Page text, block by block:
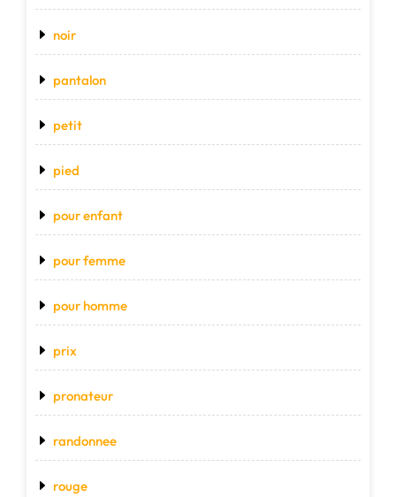
noir
pantalon
petit
pied
pour enfant
pour femme
pour homme
prix
pronateur
randonnee
rouge